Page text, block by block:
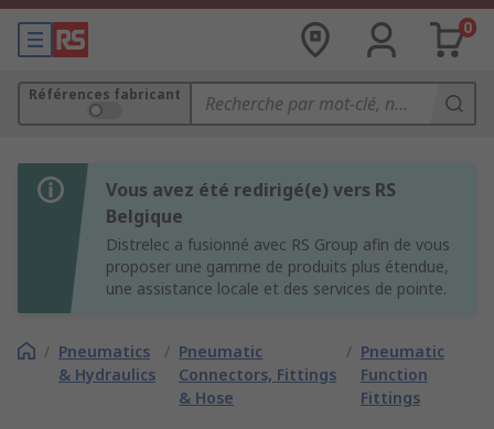
0
Références fabricant
Vous avez été redirigé(e) vers RS
Belgique
Distrelec a fusionné avec RS Group afin de vous
proposer une gamme de produits plus étendue,
une assistance locale et des services de pointe.
/ Pneumatics
& Hydraulics
/ Pneumatic
Connectors, Fittings
& Hose
/ Pneumatic
Function
Fittings